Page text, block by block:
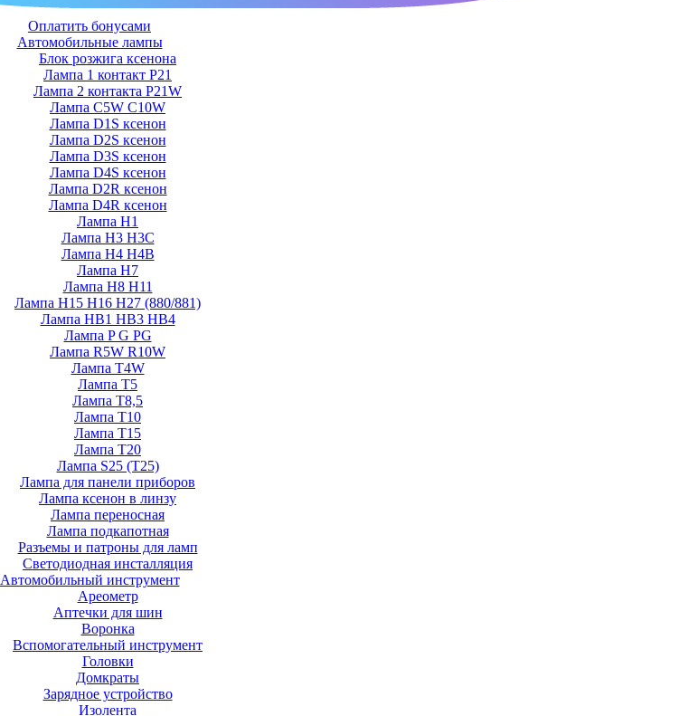
Оплатить бонусами
Автомобильные лампы
Блок розжига ксенона
Лампа 1 контакт P21
Лампа 2 контакта P21W
Лампа C5W C10W
Лампа D1S ксенон
Лампа D2S ксенон
Лампа D3S ксенон
Лампа D4S ксенон
Лампа D2R ксенон
Лампа D4R ксенон
Лампа H1
Лампа H3 H3C
Лампа H4 H4B
Лампа H7
Лампа H8 H11
Лампа H15 H16 H27 (880/881)
Лампа HB1 HB3 HB4
Лампа P G PG
Лампа R5W R10W
Лампа T4W
Лампа T5
Лампа T8,5
Лампа T10
Лампа T15
Лампа T20
Лампа S25 (T25)
Лампа для панели приборов
Лампа ксенон в линзу
Лампа переносная
Лампа подкапотная
Разъемы и патроны для ламп
Светодиодная инсталляция
Автомобильный инструмент
Ареометр
Аптечки для шин
Воронка
Вспомогательный инструмент
Головки
Домкраты
Зарядное устройство
Изолента